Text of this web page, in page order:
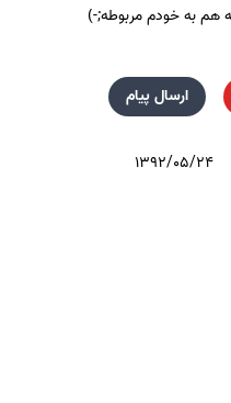
ارسال پیام
۱۳۹۲/۰۵/۲۴